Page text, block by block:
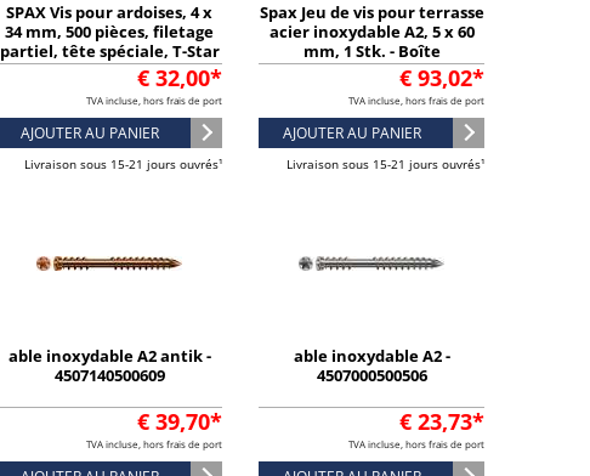
SPAX Vis pour ardoises, 4 x
34 mm, 500 pièces, filetage
partiel, tête spéciale, T-Star
plus T20, 4CUT -
35704015801001€ 32,00*
TVA incluse, hors frais de port
AJOUTER AU PANIER
Livraison sous 15-21 jours ouvrés¹
Spax Jeu de vis pour terrasse
acier inoxydable A2, 5 x 60
mm, 1 Stk. - Boîte
dassortiment€ 93,02*
TVA incluse, hors frais de port
AJOUTER AU PANIER
Livraison sous 15-21 jours ouvrés¹
able inoxydable A2 antik -
4507140500609
€ 39,70*
TVA incluse, hors frais de port
able inoxydable A2 -
4507000500506
€ 23,73*
TVA incluse, hors frais de port